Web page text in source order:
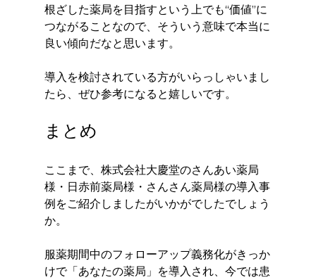
根ざした薬局を目指すという上でも“価値”に
つながることなので、そういう意味で本当に
良い傾向だなと思います。
導入を検討されている方がいらっしゃいまし
たら、ぜひ参考になると嬉しいです。
まとめ
ここまで、株式会社大慶堂のさんあい薬局
様・日赤前薬局様・さんさん薬局様の導入事
例をご紹介しましたがいかがでしたでしょう
か。
服薬期間中のフォローアップ義務化がきっか
けで「あなたの薬局」を導入され、今では患